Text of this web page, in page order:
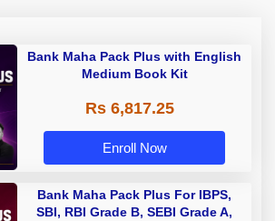
Bank Maha Pack Plus with English
Medium Book Kit
Rs 6,817.25
Enroll Now
Bank Maha Pack Plus For IBPS,
SBI, RBI Grade B, SEBI Grade A,